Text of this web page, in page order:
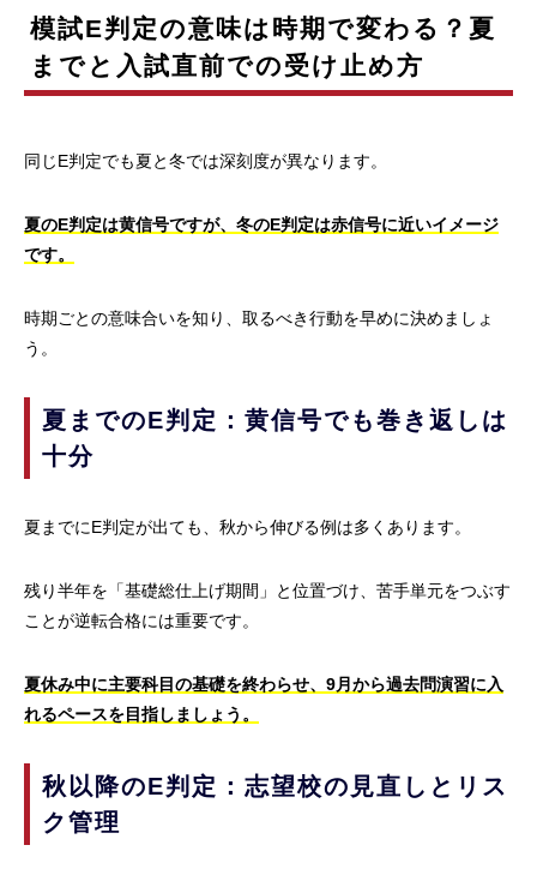
模試E判定の意味は時期で変わる？夏
までと入試直前での受け止め方
同じE判定でも夏と冬では深刻度が異なります。
夏のE判定は黄信号ですが、冬のE判定は赤信号に近いイメージ
です。
時期ごとの意味合いを知り、取るべき行動を早めに決めましょ
う。
夏までのE判定：黄信号でも巻き返しは
十分
夏までにE判定が出ても、秋から伸びる例は多くあります。
残り半年を「基礎総仕上げ期間」と位置づけ、苦手単元をつぶす
ことが逆転合格には重要です。
夏休み中に主要科目の基礎を終わらせ、9月から過去問演習に入
れるペースを目指しましょう。
秋以降のE判定：志望校の見直しとリス
ク管理